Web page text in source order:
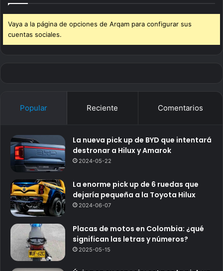
Vaya a la página de opciones de Arqam para configurar sus
cuentas sociales.
Popular Reciente Comentarios
La nueva pick up de BYD que intentará
destronar a Hilux y Amarok
2024-05-22
La enorme pick up de 6 ruedas que
dejaría pequeña a la Toyota Hilux
2024-06-07
Placas de motos en Colombia: ¿qué
significan las letras y números?
2025-05-15